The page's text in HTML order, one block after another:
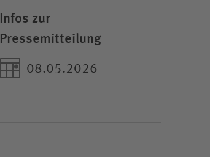
Infos zur
Pressemitteilung
08.05.2026